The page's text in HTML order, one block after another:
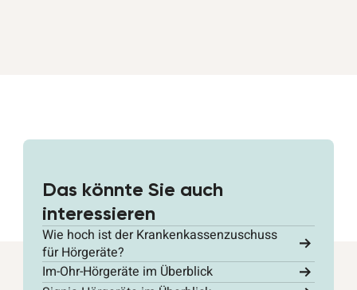
Das könnte Sie auch
interessieren
Wie hoch ist der Krankenkassenzuschuss
für Hörgeräte?
Im-Ohr-Hörgeräte im Überblick